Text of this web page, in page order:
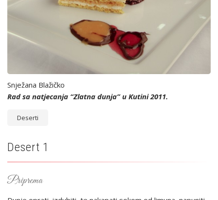
Snježana Blažičko
Rad sa natjecanja “Zlatna dunja” u Kutini 2011.
Deserti
Desert 1
Priprema